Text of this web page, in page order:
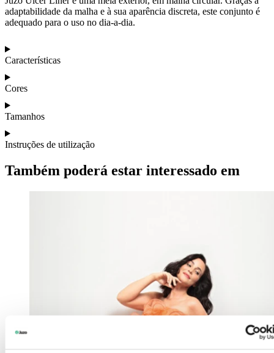
adaptabilidade da malha e à sua aparência discreta, este conjunto é
adequado para o uso no dia-a-dia.
Características
Cores
Tamanhos
Instruções de utilização
Também poderá estar interessado em